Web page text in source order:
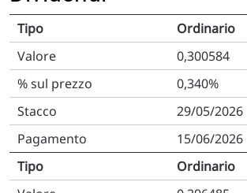
Ordinario
0,300584
0,340%
29/05/2026
15/06/2026
Ordinario